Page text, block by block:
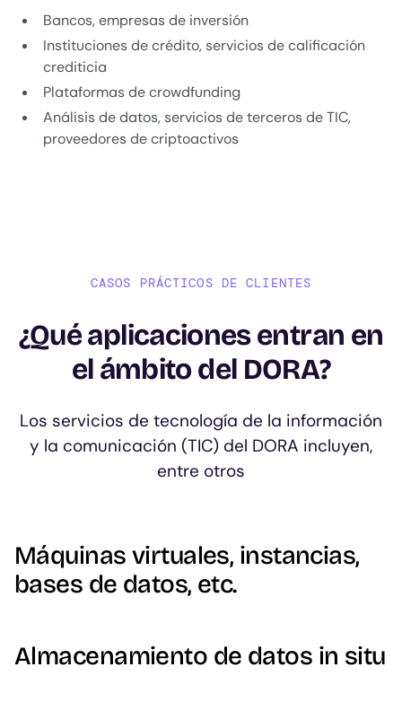
Bancos, empresas de inversión
Instituciones de crédito, servicios de calificación
crediticia
Plataformas de crowdfunding
Análisis de datos, servicios de terceros de TIC,
proveedores de criptoactivos
CASOS PRÁCTICOS DE CLIENTES
¿Qué aplicaciones entran en
el ámbito del DORA?
Los servicios de tecnología de la información
y la comunicación (TIC) del DORA incluyen,
entre otros
Máquinas virtuales, instancias,
bases de datos, etc.
Almacenamiento de datos in situ